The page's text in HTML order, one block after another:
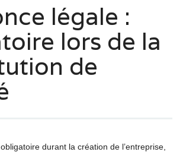
légale :
lors de la
de
durant la création de l’entreprise,